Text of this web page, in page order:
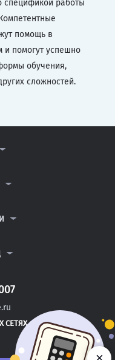
спецификой работы
помощь в
и помогут успешно
обучения,
сложностей.
СЕТЯХ